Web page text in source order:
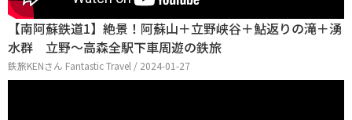
【南阿蘇鉄道1】絶景！阿蘇山＋立野峡谷＋鮎返りの滝＋湧
水群 立野～高森全駅下車周遊の鉄旅
鉄旅KENさん Fantastic Travel / 2024-01-27